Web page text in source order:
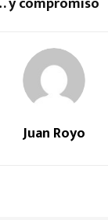
Juan Royo